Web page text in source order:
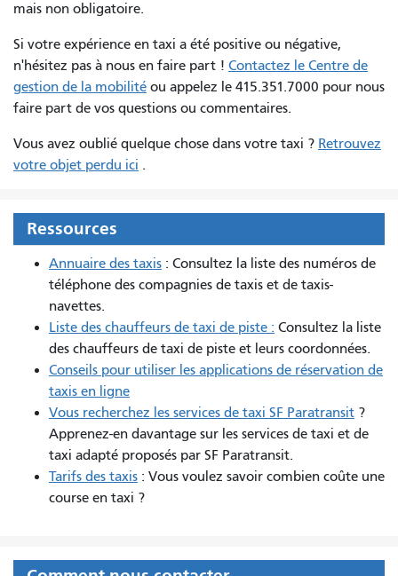
mais non obligatoire.
Si votre expérience en taxi a été positive ou négative,
n'hésitez pas à nous en faire part ! Contactez le Centre de
gestion de la mobilité ou appelez le 415.351.7000 pour nous
faire part de vos questions ou commentaires.
Vous avez oublié quelque chose dans votre taxi ? Retrouvez
votre objet perdu ici .
Ressources
Annuaire des taxis : Consultez la liste des numéros de
téléphone des compagnies de taxis et de taxis-
navettes.
Liste des chauffeurs de taxi de piste : Consultez la liste
des chauffeurs de taxi de piste et leurs coordonnées.
Conseils pour utiliser les applications de réservation de
taxis en ligne
Vous recherchez les services de taxi SF Paratransit ?
Apprenez-en davantage sur les services de taxi et de
taxi adapté proposés par SF Paratransit.
Tarifs des taxis : Vous voulez savoir combien coûte une
course en taxi ?